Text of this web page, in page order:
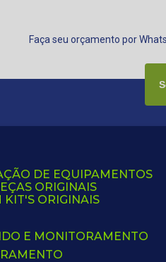
Faça seu orçamento por
DE EQUIPAMENTOS
ORIGINAIS
KIT'S ORIGINAIS
E MONITORAMENTO